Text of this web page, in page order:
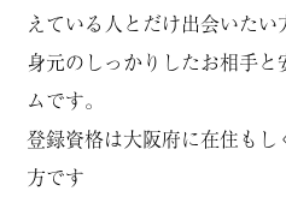
えている人とだけ出会いたい
身元のしっかりしたお相手
ムです。
登録資格は大阪府に在住も
方です